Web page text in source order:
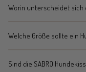
Worin unterscheidet sich
Welche Größe sollte ein
Sind die SABRO